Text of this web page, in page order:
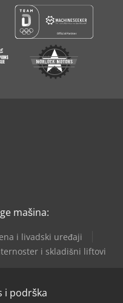
mašina:
i livadski uređaji
i skladišni liftovi
i podrška